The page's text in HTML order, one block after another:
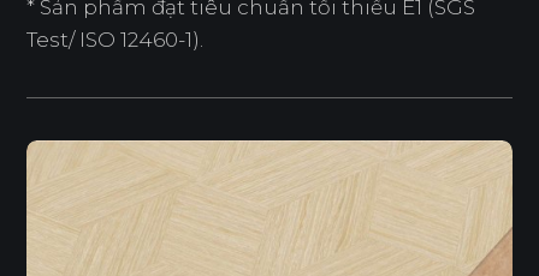
* Sản phẩm đạt tiêu chuẩn tối thiểu E1 (SGS
Test/ ISO 12460-1).